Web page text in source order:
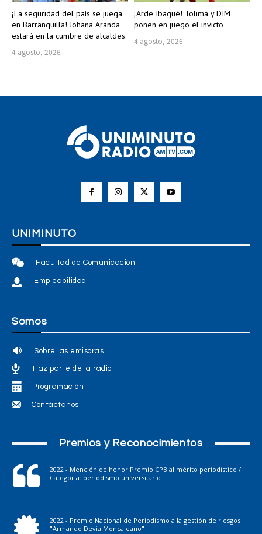
¡La seguridad del país se juega
en Barranquilla! Johana Aranda
estará en la cumbre de alcaldes.
4 agosto, 2026
¡Arde Ibagué! Tolima y DIM
ponen en juego el invicto
4 agosto, 2026
UNIMINUTO
Facultad de Comunicación
Empleabilidad
Somos
Sobre las emisoras
Haz parte de la radio
Programación
Contáctanos
Premios y Reconocimientos
2022 - Mención de honor Premio CPB al mérito periodístico /
Categoría: periodismo universitario
2022 - Premio Nacional de Periodismo a la gestión de riesgos
"Armando Devia Moncaleano"